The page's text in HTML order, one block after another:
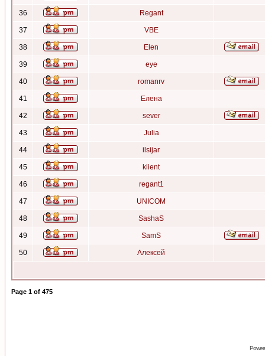
36 Regant
37 VBE
38 Elen
39 eye
40 romanrv
41 Елена
42 sever
43 Julia
44 ilsijar
45 klient
46 regant1
47 UNICOM
48 SashaS
49 SamS
50 Алексей
Page 1 of 475